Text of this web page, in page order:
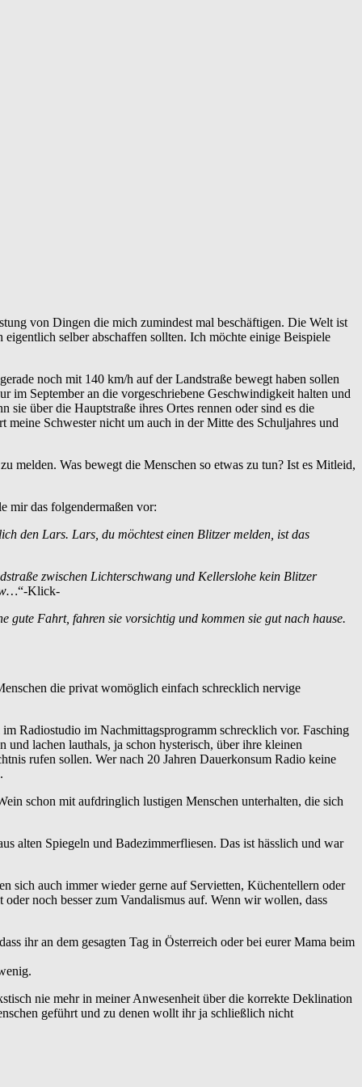
von Dingen die mich zumindest mal beschäftigen. Die Welt ist
selber abschaffen sollten. Ich möchte einige Beispiele
noch mit 140 km/h auf der Landstraße bewegt haben sollen
im September an die vorgeschriebene Geschwindigkeit halten und
sie über die Hauptstraße ihres Ortes rennen oder sind es die
Schwester nicht um auch in der Mitte des Schuljahres und
melden. Was bewegt die Menschen so etwas zu tun? Ist es Mitleid,
mir das folgendermaßen vor:
den Lars. Lars, du möchtest einen Blitzer melden, ist das
zwischen Lichterschwang und Kellerslohe kein Blitzer
“-Klick-
gute Fahrt, fahren sie vorsichtig und kommen sie gut nach hause.
die privat womöglich einfach schrecklich nervige
Radiostudio im Nachmittagsprogramm schrecklich vor. Fasching
und lachen lauthals, ja schon hysterisch, über ihre kleinen
rufen sollen. Wer nach 20 Jahren Dauerkonsum Radio keine
schon mit aufdringlich lustigen Menschen unterhalten, die sich
alten Spiegeln und Badezimmerfliesen. Das ist hässlich und war
sich auch immer wieder gerne auf Servietten, Küchentellern oder
noch besser zum Vandalismus auf. Wenn wir wollen, dass
ihr an dem gesagten Tag in Österreich oder bei eurer Mama beim
nie mehr in meiner Anwesenheit über die korrekte Deklination
geführt und zu denen wollt ihr ja schließlich nicht